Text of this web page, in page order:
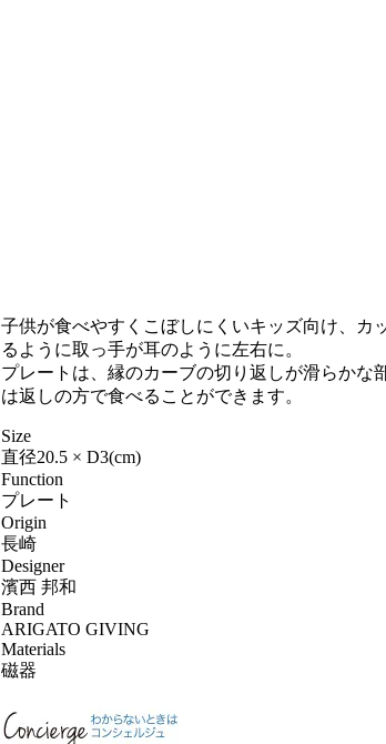
子供が食べやすくこぼしにくいキッズ向け、カ
るように取っ手が耳のように左右に。
プレートは、縁のカーブの切り返しが滑らかな
は返しの方で食べることができます。
Size
直径20.5 × D3(cm)
Function
プレート
Origin
長崎
Designer
濱西 邦和
Brand
ARIGATO GIVING
Materials
磁器